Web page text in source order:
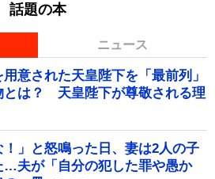
話題の本
ニュース
意された天皇陛下を「最前列」
とは？ 天皇陛下が尊敬される理
！」と怒鳴った日、妻は2人の子
…夫が「自分の犯した罪や愚か